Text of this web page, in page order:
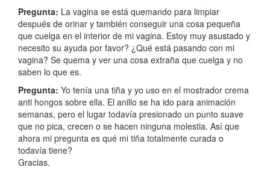
Pregunta: La vagina se está quemando para limpiar
después de orinar y también conseguir una cosa pequeña
que cuelga en el interior de mi vagina. Estoy muy asustado y
necesito su ayuda por favor? ¿Qué está pasando con mi
vagina? Se quema y ver una cosa extraña que cuelga y no
saben lo que es.
Pregunta: Yo tenía una tiña y yo uso en el mostrador crema
anti hongos sobre ella. El anillo se ha ido para animación
semanas, pero el lugar todavía presionado un punto suave
que no pica, crecen o se hacen ninguna molestia. Así que
ahora mi pregunta es qué mi tiña totalmente curada o
todavía tiene?
Gracias.